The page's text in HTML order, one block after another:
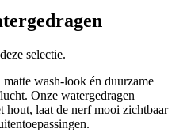
selectie.
wash-look én duurzame
Onze watergedragen
hout, laat de nerf mooi zichtbaar